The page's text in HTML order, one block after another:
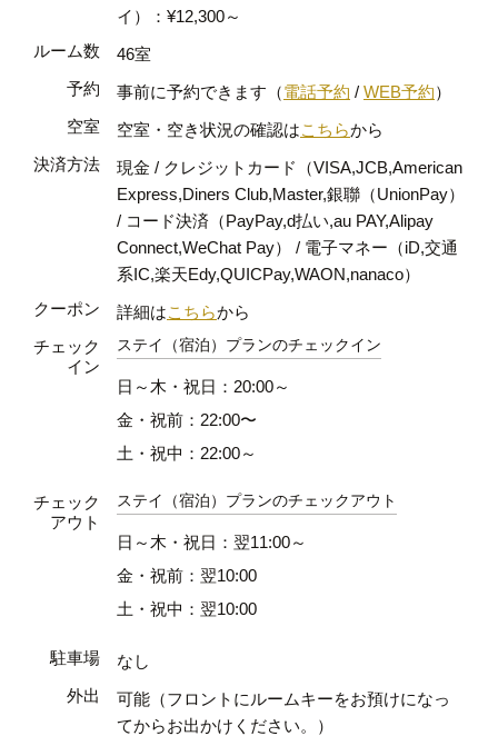
イ）：¥12,300～
ルーム数
46室
予約
事前に予約できます（電話予約 / WEB予約）
空室
空室・空き状況の確認はこちらから
決済方法
現金 / クレジットカード（VISA,JCB,American
Express,Diners Club,Master,銀聯（UnionPay）
/ コード決済（PayPay,d払い,au PAY,Alipay
Connect,WeChat Pay） / 電子マネー（iD,交通
系IC,楽天Edy,QUICPay,WAON,nanaco）
クーポン
詳細はこちらから
チェック
イン
ステイ（宿泊）プランのチェックイン
日～木・祝日：20:00～
金・祝前：22:00〜
土・祝中：22:00～
チェック
アウト
ステイ（宿泊）プランのチェックアウト
日～木・祝日：翌11:00～
金・祝前：翌10:00
土・祝中：翌10:00
駐車場
なし
外出
可能（フロントにルームキーをお預けになっ
てからお出かけください。）